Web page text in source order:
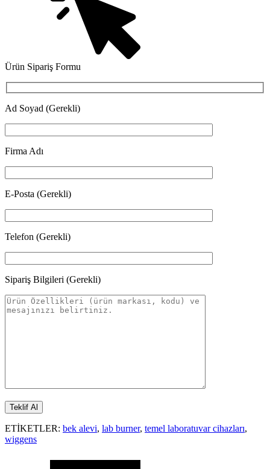
Ürün Sipariş Formu
Ad Soyad (Gerekli)
Firma Adı
E-Posta (Gerekli)
Telefon (Gerekli)
Sipariş Bilgileri (Gerekli)
ETİKETLER: bek alevi, lab burner, temel laboratuvar cihazları,
wiggens